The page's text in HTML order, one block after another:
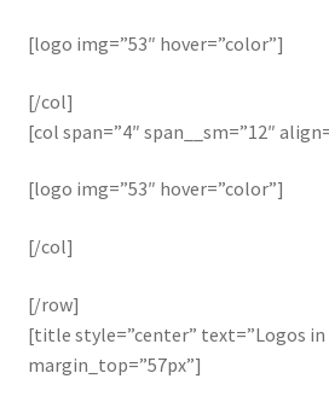
[logo img=”53″ hover=”color”]
[/col]
[col span=”4″ span__sm=”12″
[logo img=”53″ hover=”color”]
[/col]
[/row]
[title style=”center” text=”Logos in
margin_top=”57px”]